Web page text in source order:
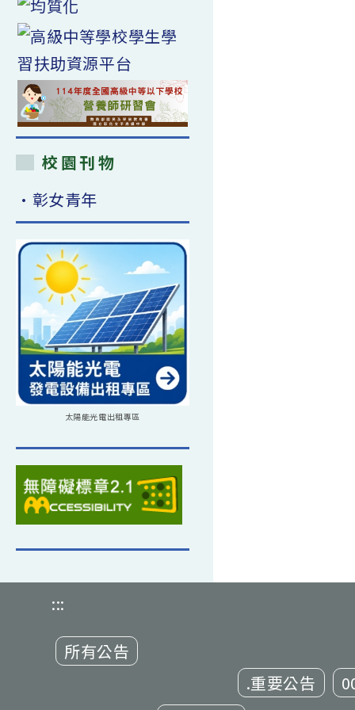
校園刊物
•彰女青年
太陽能光電出租專區
:::
所有公告
.重要公告